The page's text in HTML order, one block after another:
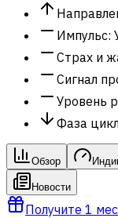
Импульс:
Страх и
Сигнал
Уровень
Фаза
Обзор
Новости
Получите 1